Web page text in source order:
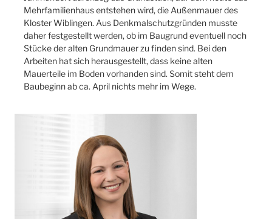
Mehrfamilienhaus entstehen wird, die Außenmauer des
Kloster Wiblingen. Aus Denkmalschutzgründen musste
daher festgestellt werden, ob im Baugrund eventuell noch
Stücke der alten Grundmauer zu finden sind. Bei den
Arbeiten hat sich herausgestellt, dass keine alten
Mauerteile im Boden vorhanden sind. Somit steht dem
Baubeginn ab ca. April nichts mehr im Wege.